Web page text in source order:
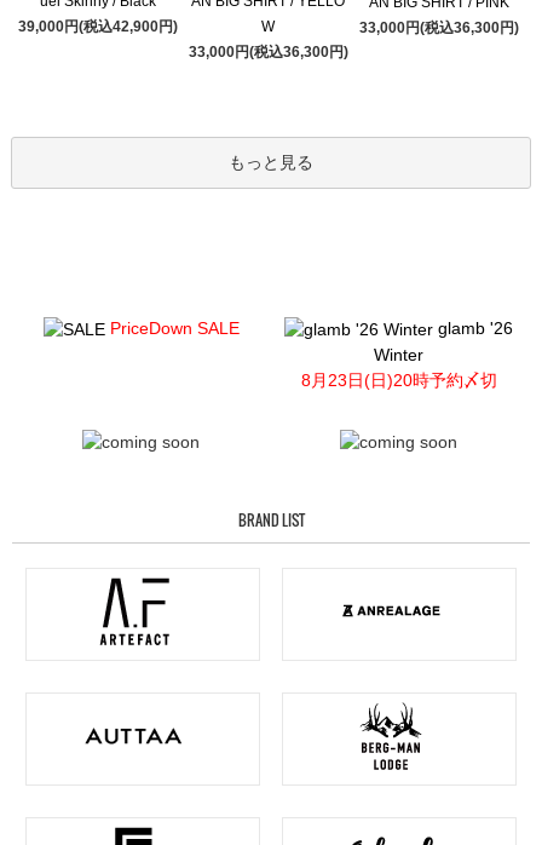
39,000円(税込42,900円)
W
33,000円(税込36,300円)
33,000円(税込36,300円)
もっと見る
PriceDown SALE
glamb '26
Winter
8月23日(日)20時予約〆切
BRAND LIST